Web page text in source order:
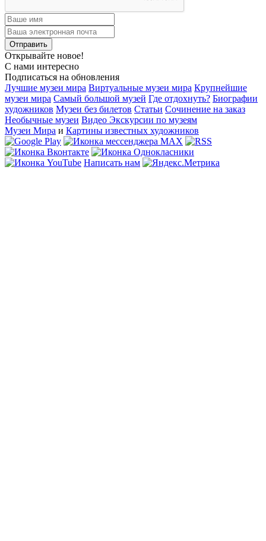
Открывайте новое!
С нами интересно
Подписаться на обновления
Лучшие музеи мира Виртуальные музеи мира Крупнейшие
музеи мира Самый большой музей Где отдохнуть? Биографии
художников Музеи без билетов Статьи Сочинение на заказ
Необычные музеи Видео Экскурсии по музеям
Музеи Мира и Картины известных художников
Написать нам